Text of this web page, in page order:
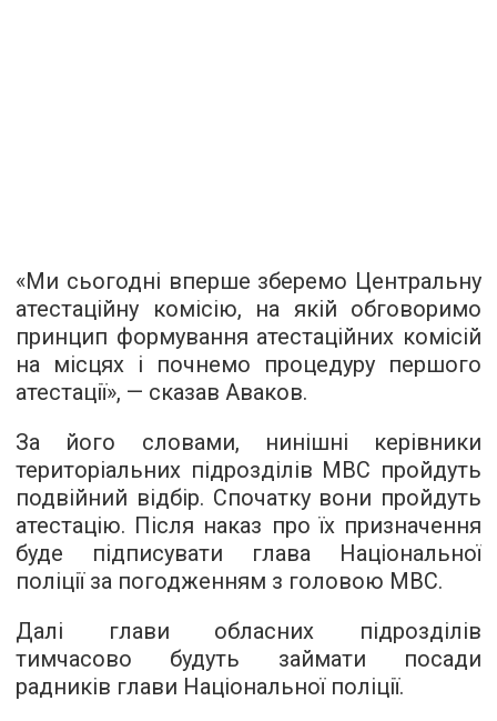
«Ми сьогодні вперше зберемо Центральну
атестаційну комісію, на якій обговоримо
принцип формування атестаційних комісій
на місцях і почнемо процедуру першого
атестації», — сказав Аваков.
За його словами, нинішні керівники
територіальних підрозділів МВС пройдуть
подвійний відбір. Спочатку вони пройдуть
атестацію. Після наказ про їх призначення
буде підписувати глава Національної
поліції за погодженням з головою МВС.
Далі глави обласних підрозділів
тимчасово будуть займати посади
радників глави Національної поліції.